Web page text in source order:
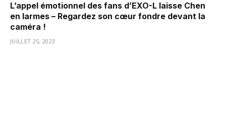
L’appel émotionnel des fans d’EXO-L laisse Chen
en larmes – Regardez son cœur fondre devant la
caméra !
JUILLET 25, 2023